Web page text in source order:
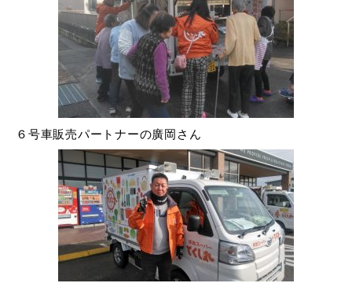
６号車販売パートナーの廣岡さん